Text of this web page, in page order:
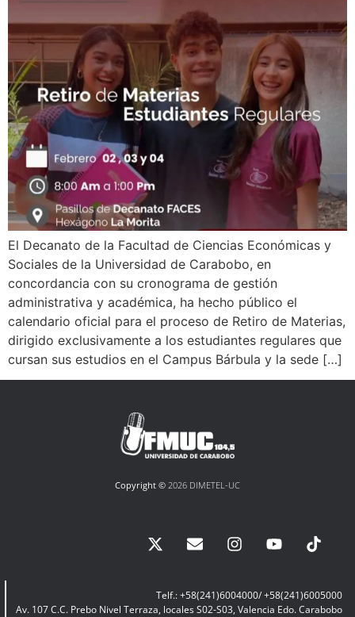
El Decanato de la Facultad de Ciencias Económicas y
Sociales de la Universidad de Carabobo, en
concordancia con su cronograma de gestión
administrativa y académica, ha hecho público el
calendario oficial para el proceso de Retiro de Materias,
dirigido exclusivamente a los estudiantes regulares que
cursan sus estudios en el Campus Bárbula y la sede […]
Copyright © 2026 DIMETEL-UC
Telf.: +58(241)6004000/ +58(241)6005000
Av. 107 C.C. Prebo Nivel Terraza, locales S02-S03, Valencia Edo. Carabobo